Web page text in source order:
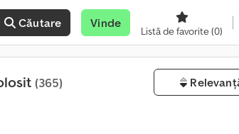
Căutare Vinde
Listă de favorite(0)
(365)